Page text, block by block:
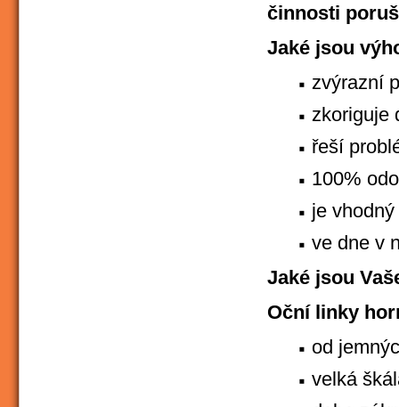
činnosti
Jaké jsou
zvýrazní
zkoriguje
řeší
100%
je
ve dne v
Jaké jsou
Oční linky
od
velká